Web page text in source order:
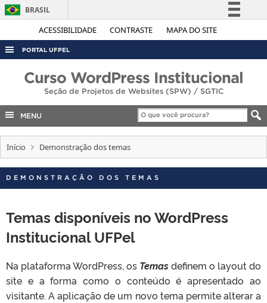
ACESSIBILIDADE CONTRASTE MAPA DO SITE
BRASIL
Simplifique!
Acesso à informação
Canais
PORTAL UFPEL
AUDITORIA
EDITAIS
TELEFONES
Curso WordPress Institucional
Seção de Projetos de Websites (SPW) / SGTIC
MENU
Início Demonstração dos temas
DEMONSTRAÇÃO DOS TEMAS
Temas disponíveis no WordPress
Institucional UFPel
Na plataforma WordPress, os Temasdefinem o layout do
site e a forma como o conteúdo é apresentado ao
visitante. A aplicação de um novo tema permite alterar a